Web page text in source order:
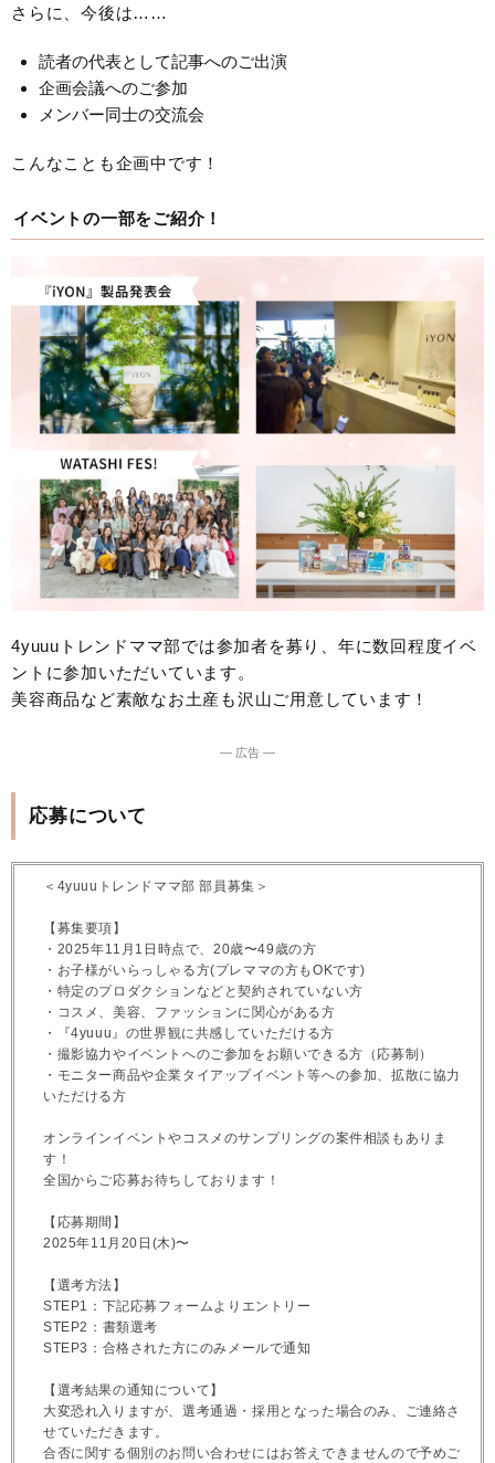
さらに、今後は……
読者の代表として記事へのご出演
企画会議へのご参加
メンバー同士の交流会
こんなことも企画中です！
イベントの一部をご紹介！
4yuuuトレンドママ部では参加者を募り、年に数回程度イベ
ントに参加いただいています。
美容商品など素敵なお土産も沢山ご用意しています！
― 広告 ―
応募について
＜4yuuuトレンドママ部 部員募集＞
【募集要項】
・2025年11月1日時点で、20歳〜49歳の方
・お子様がいらっしゃる方(プレママの方もOKです)
・特定のプロダクションなどと契約されていない方
・コスメ、美容、ファッションに関心がある方
・『4yuuu』の世界観に共感していただける方
・撮影協力やイベントへのご参加をお願いできる方（応募制）
・モニター商品や企業タイアップイベント等への参加、拡散に協力
いただける方
オンラインイベントやコスメのサンプリングの案件相談もありま
す！
全国からご応募お待ちしております！
【応募期間】
2025年11月20日(木)〜
【選考方法】
STEP1：下記応募フォームよりエントリー
STEP2：書類選考
STEP3：合格された方にのみメールで通知
【選考結果の通知について】
大変恐れ入りますが、選考通過・採用となった場合のみ、ご連絡さ
せていただきます。
合否に関する個別のお問い合わせにはお答えできませんので予めご